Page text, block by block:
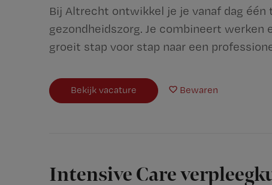
Bij Altrecht ontwikkel je je vanaf dag
gezondheidszorg. Je combineert
groeit stap voor stap naar een
Bekijk vacature Bewaren
Intensive Care